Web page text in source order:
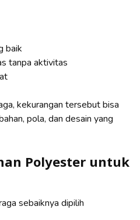
baik
tanpa aktivitas
kekurangan tersebut bisa
pola, dan desain yang
Polyester untuk
sebaiknya dipilih